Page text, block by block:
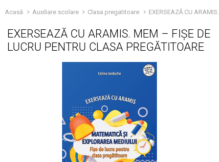
Acasă Auxiliare scolare Clasa pregatitoare EXERSEAZĂ CU
EXERSEAZĂ CU ARAMIS. MEM – FIȘE DE
LUCRU PENTRU CLASA PREGĂTITOARE